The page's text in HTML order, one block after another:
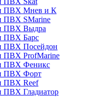
ПВХ Мнев и К
ПВХ SMarine
ПВХ Выдра
ПВХ Барс
ПВХ Посейдон
ПВХ ProfMarine
ПВХ Феникс
ПВХ Форт
ПВХ Reef
ПВХ Гладиатор